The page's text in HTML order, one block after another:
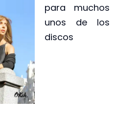
para muchos
unos de los
discos